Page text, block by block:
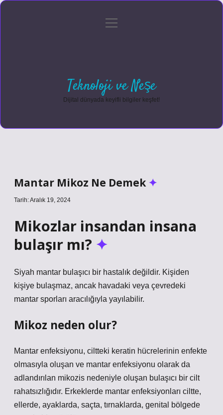
Gizlilik Politikası
menüyü
Teknoloji ve Neşe
Dijital dünyada keyifli bilgiler keşfet!
Mantar Mikoz Ne Demek
Tarih: Aralık 19, 2024
Mikozlar insandan insana
bulaşır mı?
Siyah mantar bulaşıcı bir hastalık değildir. Kişiden
kişiye bulaşmaz, ancak havadaki veya çevredeki
mantar sporları aracılığıyla yayılabilir.
Mikoz neden olur?
Mantar enfeksiyonu, ciltteki keratin hücrelerinin enfekte
olmasıyla oluşan ve mantar enfeksiyonu olarak da
adlandırılan mikozis nedeniyle oluşan bulaşıcı bir cilt
rahatsızlığıdır. Erkeklerde mantar enfeksiyonları ciltte,
ellerde, ayaklarda, saçta, tırnaklarda, genital bölgede